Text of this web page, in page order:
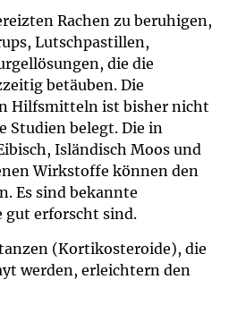
Rachen zu beruhigen,
Lutschpastillen,
die die
betäuben. Die
Hilfsmitteln ist bisher nicht
Studien belegt. Die in
Isländisch Moos und
Wirkstoffe können den
Es sind bekannte
erforscht sind.
(Kortikosteroide), die
werden, erleichtern den